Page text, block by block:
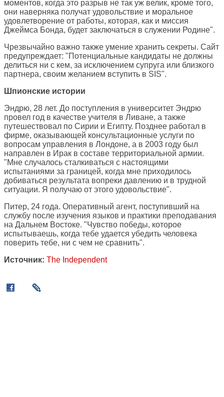
моментов, когда это разрыв не так уж велик, кроме того,
они наверняка получат удовольствие и моральное
удовлетворение от работы, которая, как и миссия
Джеймса Бонда, будет заключаться в служении Родине".
Чрезвычайно важно также умение хранить секреты. Сайт
предупреждает: "Потенциальные кандидаты не должны
делиться ни с кем, за исключением супруга или близкого
партнера, своим желанием вступить в SIS".
Шпионские истории
Эндрю, 28 лет. До поступления в университет Эндрю
провел год в качестве учителя в Ливане, а также
путешествовал по Сирии и Египту. Позднее работал в
фирме, оказывающей консультационные услуги по
вопросам управления в Лондоне, а в 2003 году был
направлен в Ирак в составе территориальной армии.
"Мне случалось сталкиваться с настоящими
испытаниями за границей, когда мне приходилось
добиваться результата вопреки давлению и в трудной
ситуации. Я получаю от этого удовольствие".
Питер, 24 года. Оперативный агент, поступивший на
службу после изучения языков и практики преподавания
на Дальнем Востоке. "Чувство победы, которое
испытываешь, когда тебе удается убедить человека
поверить тебе, ни с чем не сравнить".
Источник: The Independent